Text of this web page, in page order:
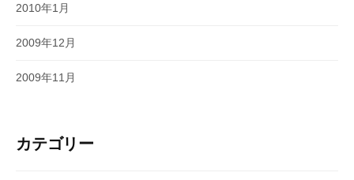
2010年1月
2009年12月
2009年11月
カテゴリー